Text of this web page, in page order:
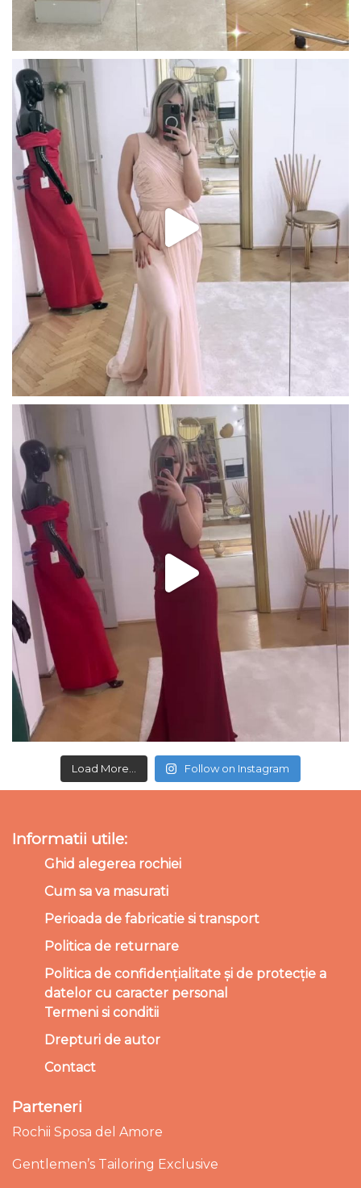
Load More... Follow on Instagram
Informatii utile:
Ghid alegerea rochiei
Cum sa va masurati
Perioada de fabricatie si transport
Politica de returnare
Politica de confidențialitate și de protecție a
datelor cu caracter personal
Termeni si conditii
Drepturi de autor
Contact
Parteneri
Rochii Sposa del Amore
Gentlemen’s Tailoring Exclusive